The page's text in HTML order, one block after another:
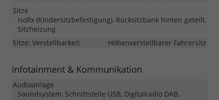
Sitze
Isofix (Kindersitzbefestigung), Rücksitzbank hinten geteilt,
Sitzheizung
Sitze: Verstellbarkeit
Höhenverstellbarer Fahrersitz
Infotainment & Kommunikation
Audioanlage
Soundsystem, Schnittstelle USB, Digitalradio DAB,